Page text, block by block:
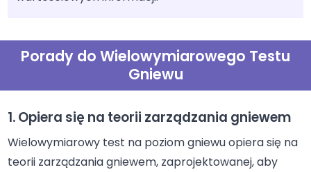
Porady do Wielowymiarowego Testu
Gniewu
1. Opiera się na teorii zarządzania gniewem
Wielowymiarowy test na poziom gniewu opiera się na
teorii zarządzania gniewem, zaprojektowanej, aby